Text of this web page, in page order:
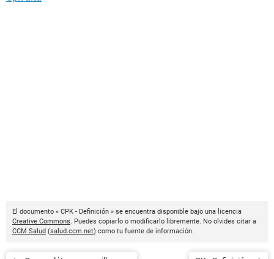
El documento « CPK - Definición » se encuentra disponible bajo una licencia
Creative Commons. Puedes copiarlo o modificarlo libremente. No olvides citar a
CCM Salud (salud.ccm.net) como tu fuente de información.